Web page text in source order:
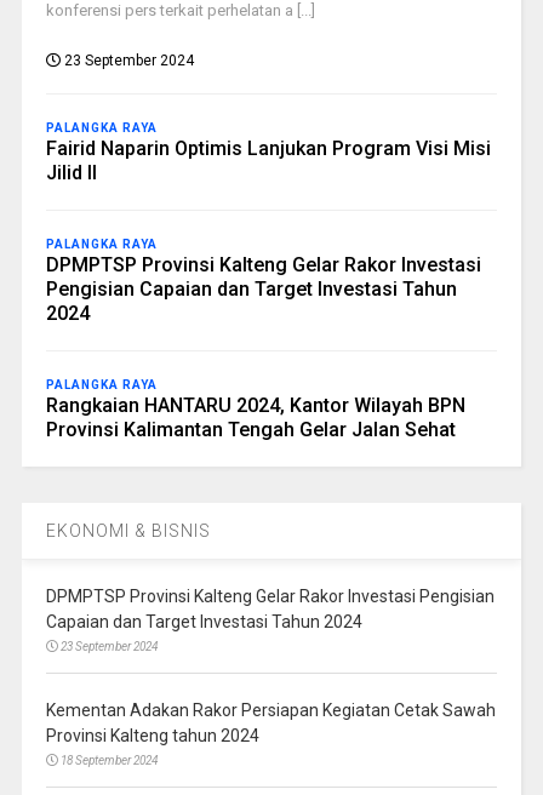
konferensi pers terkait perhelatan a [...]
23 September 2024
PALANGKA RAYA
Fairid Naparin Optimis Lanjukan Program Visi Misi
Jilid II
PALANGKA RAYA
DPMPTSP Provinsi Kalteng Gelar Rakor Investasi
Pengisian Capaian dan Target Investasi Tahun
2024
PALANGKA RAYA
Rangkaian HANTARU 2024, Kantor Wilayah BPN
Provinsi Kalimantan Tengah Gelar Jalan Sehat
EKONOMI & BISNIS
DPMPTSP Provinsi Kalteng Gelar Rakor Investasi Pengisian
Capaian dan Target Investasi Tahun 2024
23 September 2024
Kementan Adakan Rakor Persiapan Kegiatan Cetak Sawah
Provinsi Kalteng tahun 2024
18 September 2024